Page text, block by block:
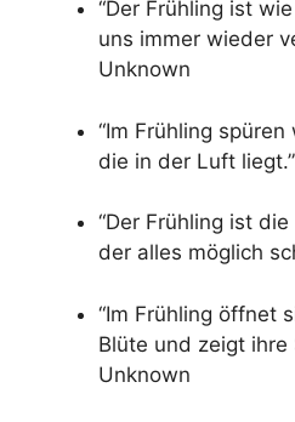
“Der Frühling ist
uns immer wieder
Unknown
“Im Frühling
die in der Luft
“Der Frühling ist
der alles möglich
“Im Frühling öffnet
Blüte und zeigt ihre
Unknown